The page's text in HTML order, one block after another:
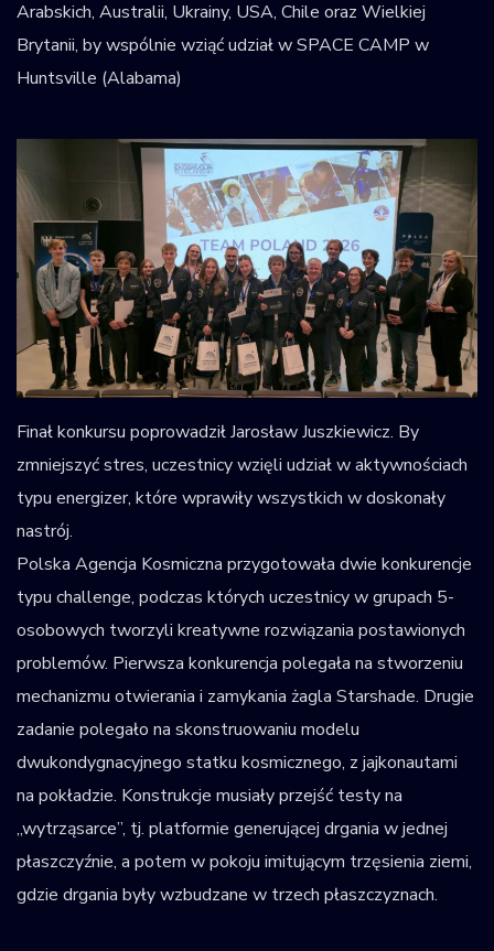
Arabskich, Australii, Ukrainy, USA, Chile oraz Wielkiej
Brytanii, by wspólnie wziąć udział w SPACE CAMP w
Huntsville (Alabama)
Finał konkursu poprowadził Jarosław Juszkiewicz. By
zmniejszyć stres, uczestnicy wzięli udział w aktywnościach
typu energizer, które wprawiły wszystkich w doskonały
nastrój.
Polska Agencja Kosmiczna przygotowała dwie konkurencje
typu challenge, podczas których uczestnicy w grupach 5-
osobowych tworzyli kreatywne rozwiązania postawionych
problemów. Pierwsza konkurencja polegała na stworzeniu
mechanizmu otwierania i zamykania żagla Starshade. Drugie
zadanie polegało na skonstruowaniu modelu
dwukondygnacyjnego statku kosmicznego, z jajkonautami
na pokładzie. Konstrukcje musiały przejść testy na
„wytrząsarce”, tj. platformie generującej drgania w jednej
płaszczyźnie, a potem w pokoju imitującym trzęsienia ziemi,
gdzie drgania były wzbudzane w trzech płaszczyznach.